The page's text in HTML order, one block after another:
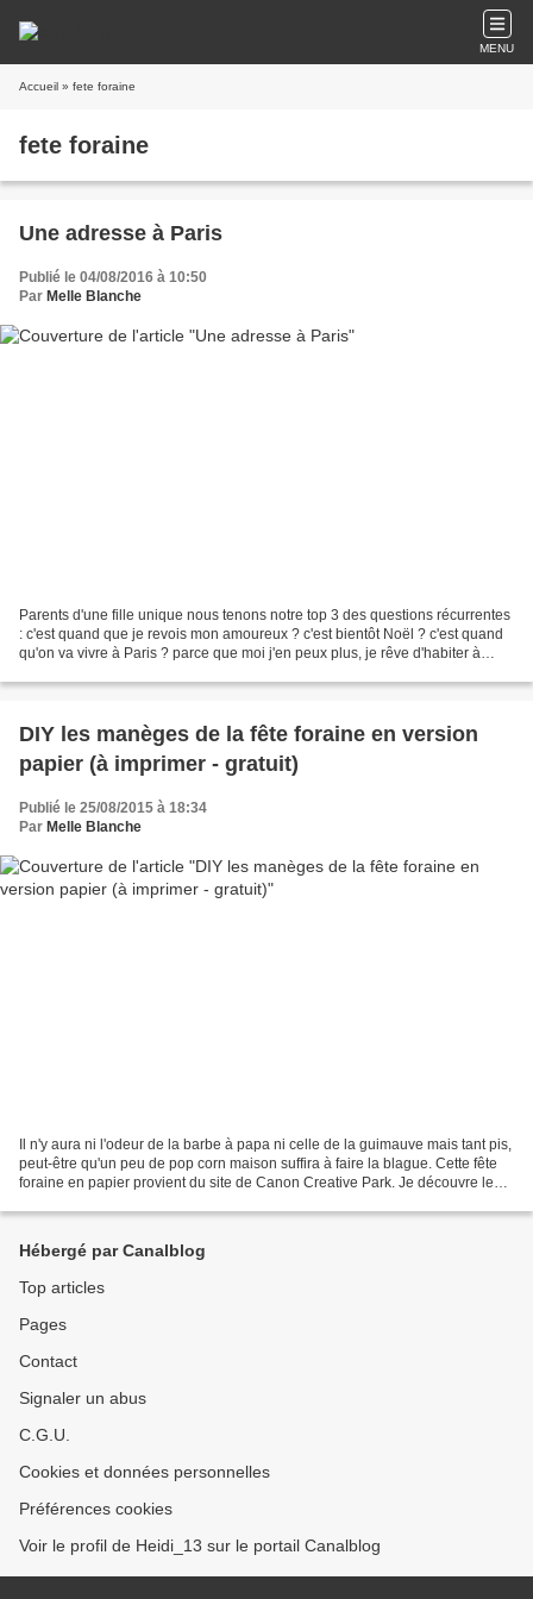
MENU
Accueil » fete foraine
fete foraine
Une adresse à Paris
Publié le 04/08/2016 à 10:50
Par Melle Blanche
Parents d'une fille unique nous tenons notre top 3 des questions récurrentes
: c'est quand que je revois mon amoureux ? c'est bientôt Noël ? c'est quand
qu'on va vivre à Paris ? parce que moi j'en peux plus, je rêve d'habiter à
DIY les manèges de la fête foraine en version
papier (à imprimer - gratuit)
Publié le 25/08/2015 à 18:34
Par Melle Blanche
Il n'y aura ni l'odeur de la barbe à papa ni celle de la guimauve mais tant pis,
peut-être qu'un peu de pop corn maison suffira à faire la blague. Cette fête
foraine en papier provient du site de Canon Creative Park. Je découvre leur
Hébergé par Canalblog
Top articles
Pages
Contact
Signaler un abus
C.G.U.
Cookies et données personnelles
Préférences cookies
Voir le profil de Heidi_13 sur le portail Canalblog